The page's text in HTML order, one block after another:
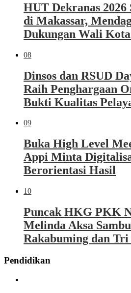
HUT Dekranas 2026
di Makassar,
Dukungan Wali
08
Dinsos dan RSUD
Raih Penghargaan
Bukti Kualitas
09
Buka High Level
Appi Minta
Berorientasi Hasil
10
Puncak HKG PKK
Melinda Aksa
Rakabuming dan
Pendidikan